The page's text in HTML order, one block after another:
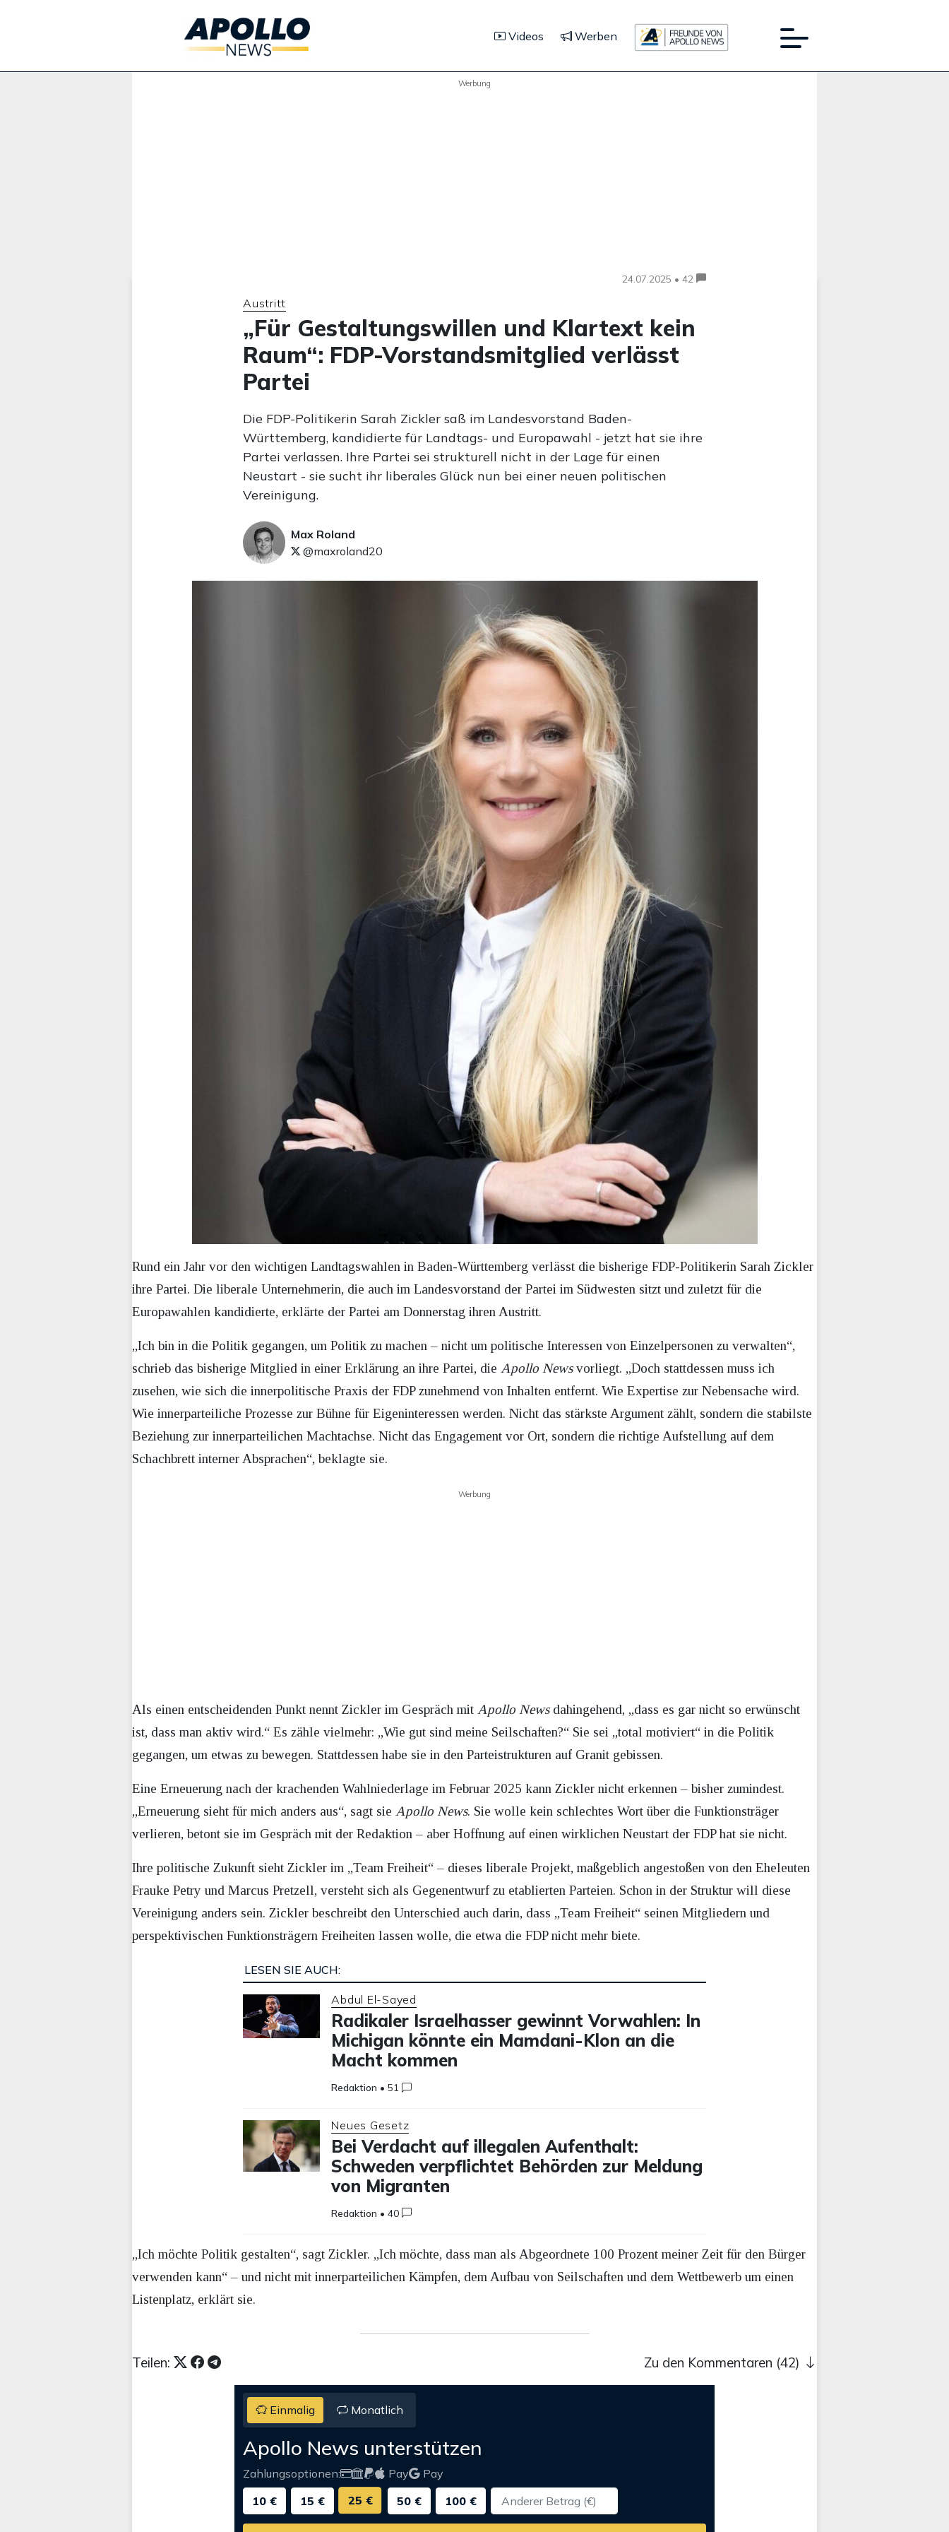
Videos Werben
Werbung
24.07.2025 • 42
Austritt
„Für Gestaltungswillen und Klartext kein
Raum“: FDP-Vorstandsmitglied verlässt
Partei
Die FDP-Politikerin Sarah Zickler saß im Landesvorstand Baden-
Württemberg, kandidierte für Landtags- und Europawahl - jetzt hat sie ihre
Partei verlassen. Ihre Partei sei strukturell nicht in der Lage für einen
Neustart - sie sucht ihr liberales Glück nun bei einer neuen politischen
Vereinigung.
Max Roland
@maxroland20
Rund ein Jahr vor den wichtigen Landtagswahlen in Baden-Württemberg verlässt die bisherige FDP-Politikerin Sarah Zickler
ihre Partei. Die liberale Unternehmerin, die auch im Landesvorstand der Partei im Südwesten sitzt und zuletzt für die
Europawahlen kandidierte, erklärte der Partei am Donnerstag ihren Austritt.
„Ich bin in die Politik gegangen, um Politik zu machen – nicht um politische Interessen von Einzelpersonen zu verwalten“,
schrieb das bisherige Mitglied in einer Erklärung an ihre Partei, die Apollo Newsvorliegt. „Doch stattdessen muss ich
zusehen, wie sich die innerpolitische Praxis der FDP zunehmend von Inhalten entfernt. Wie Expertise zur Nebensache wird.
Wie innerparteiliche Prozesse zur Bühne für Eigeninteressen werden. Nicht das stärkste Argument zählt, sondern die stabilste
Beziehung zur innerparteilichen Machtachse. Nicht das Engagement vor Ort, sondern die richtige Aufstellung auf dem
Schachbrett interner Absprachen“, beklagte sie.
Werbung
Als einen entscheidenden Punkt nennt Zickler im Gespräch mit Apollo Newsdahingehend, „dass es gar nicht so erwünscht
ist, dass man aktiv wird.“ Es zähle vielmehr: „Wie gut sind meine Seilschaften?“ Sie sei „total motiviert“ in die Politik
gegangen, um etwas zu bewegen. Stattdessen habe sie in den Parteistrukturen auf Granit gebissen.
Eine Erneuerung nach der krachenden Wahlniederlage im Februar 2025 kann Zickler nicht erkennen – bisher zumindest.
„Erneuerung sieht für mich anders aus“, sagt sie Apollo News. Sie wolle kein schlechtes Wort über die Funktionsträger
verlieren, betont sie im Gespräch mit der Redaktion – aber Hoffnung auf einen wirklichen Neustart der FDP hat sie nicht.
Ihre politische Zukunft sieht Zickler im „Team Freiheit“ – dieses liberale Projekt, maßgeblich angestoßen von den Eheleuten
Frauke Petry und Marcus Pretzell, versteht sich als Gegenentwurf zu etablierten Parteien. Schon in der Struktur will diese
Vereinigung anders sein. Zickler beschreibt den Unterschied auch darin, dass „Team Freiheit“ seinen Mitgliedern und
perspektivischen Funktionsträgern Freiheiten lassen wolle, die etwa die FDP nicht mehr biete.
LESEN SIE AUCH:
Abdul El-Sayed
Radikaler Israelhasser gewinnt Vorwahlen: In
Michigan könnte ein Mamdani-Klon an die
Macht kommen
Redaktion •51
Neues Gesetz
Bei Verdacht auf illegalen Aufenthalt:
Schweden verpflichtet Behörden zur Meldung
von Migranten
Redaktion •40
„Ich möchte Politik gestalten“, sagt Zickler. „Ich möchte, dass man als Abgeordnete 100 Prozent meiner Zeit für den Bürger
verwenden kann“ – und nicht mit innerparteilichen Kämpfen, dem Aufbau von Seilschaften und dem Wettbewerb um einen
Listenplatz, erklärt sie.
Teilen: Zu den Kommentaren (42)
Einmalig Monatlich
Apollo News unterstützen
Zahlungsoptionen: Pay
Pay
10 €
15 € 25 € 50 € 100 €